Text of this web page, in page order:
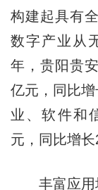
构建起具有
数字产业从
年，贵阳贵
亿元，同比
业、软件和
元，同比增长
丰富应用